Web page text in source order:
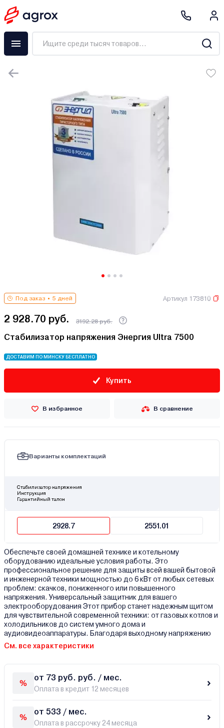
Под заказ 5 дней Артикул 173810
2 928.70 руб. 3192.28 руб.
Стабилизатор напряжения Энергия Ultra 7500
ДОСТАВИМ ПО МИНСКУ БЕСПЛАТНО
Купить
В избранное В сравнение
Варианты комплектаций
Стабилизатор напряжения
Инструкция
Гарантийный талон
2928.7 2551.01
Обеспечьте своей домашней технике и котельному
оборудованию идеальные условия работы. Это
профессиональное решение для защиты всей вашей бытовой
и инженерной техники мощностью до 6 кВт от любых сетевых
проблем: скачков, пониженного или повышенного
напряжения. Универсальный защитник для вашего
электрооборудования Этот прибор станет надежным щитом
для чувствительной современной техники: от газовых котлов и
холодильников до систем умного дома и
аудиовидеоаппаратуры. Благодаря выходному напряжению
См. все характеристики
от 73 руб. руб. / мес.
Оплата в кредит 12 месяцев
от 533 / мес.
Оплата в рассрочку 24 месяца